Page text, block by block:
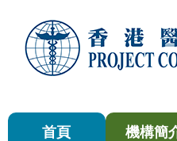
首頁 機構簡